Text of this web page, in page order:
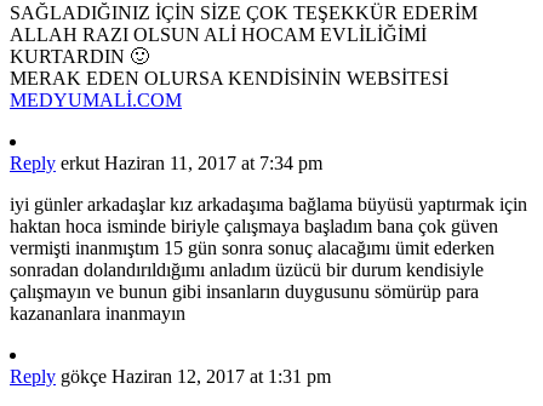
SAĞLADIĞINIZ İÇİN SİZE ÇOK TEŞEKKÜR EDERİM
ALLAH RAZI OLSUN ALİ HOCAM EVLİLİĞİMİ
KURTARDIN 🙂
MERAK EDEN OLURSA KENDİSİNİN WEBSİTESİ
MEDYUMALİ.COM
Reply erkut Haziran 11, 2017 at 7:34 pm
iyi günler arkadaşlar kız arkadaşıma bağlama büyüsü yaptırmak için
haktan hoca isminde biriyle çalışmaya başladım bana çok güven
vermişti inanmıştım 15 gün sonra sonuç alacağımı ümit ederken
sonradan dolandırıldığımı anladım üzücü bir durum kendisiyle
çalışmayın ve bunun gibi insanların duygusunu sömürüp para
kazananlara inanmayın
Reply gökçe Haziran 12, 2017 at 1:31 pm